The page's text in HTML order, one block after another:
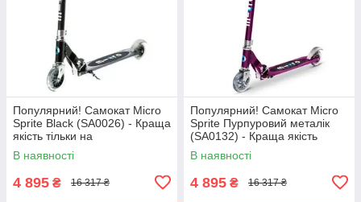
Популярний! Самокат Micro
Sprite Black (SA0026) - Краща
якість тільки на
Nukleon.com.ua
В наявності
4 895 ₴ 16 317 ₴
Популярний! Самокат Micro
Sprite Пурпуровий металік
(SA0132) - Краща якість
тільки на Nukleon.com.ua
В наявності
4 895 ₴ 16 317 ₴